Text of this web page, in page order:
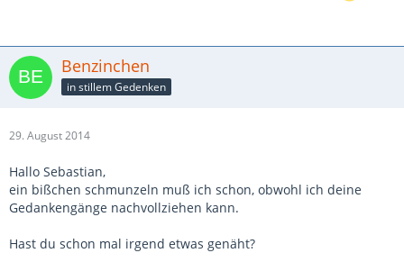
Benzinchen
in stillem Gedenken
29. August 2014
Hallo Sebastian,
ein bißchen schmunzeln muß ich schon, obwohl ich deine
Gedankengänge nachvollziehen kann.
Hast du schon mal irgend etwas genäht?